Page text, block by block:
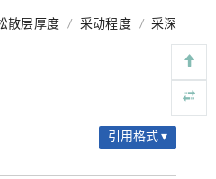
散层厚度 / 采动程度 / 采深
引用格式 ▾